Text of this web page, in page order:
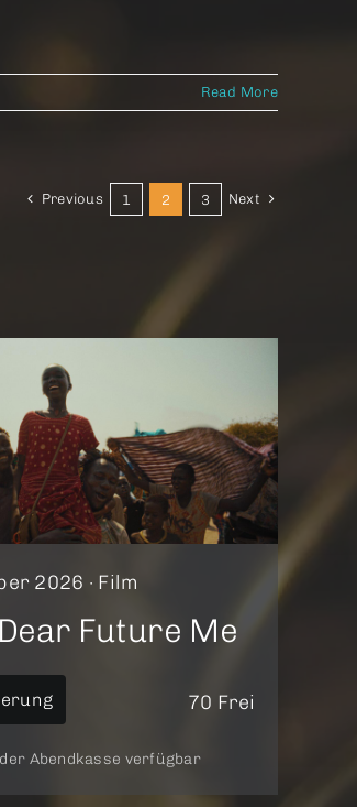
Read More
Previous 1 2 3 Next
2026 · Film
Future Me
70 Frei
Abendkasse verfügbar